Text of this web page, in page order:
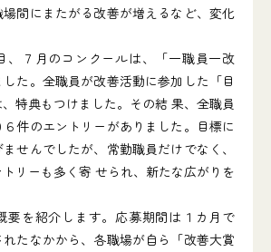
間にまたがる改善が増えるなど、変化
７月のコンクールは、「一職員一改
た。全職員が改善活動に参加した「目
特典もつけました。その結 果、全職員
６件のエントリーがありました。目標に
せんでしたが、常勤職員だけでなく、
リーも多く寄 せられ、新たな広がりを
を紹介します。応募期間は１カ月で
たなかから、各職場が自ら「改善大賞